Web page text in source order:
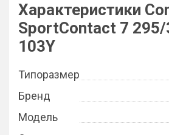
Характеристики
SportContact 7 295/
103Y
Типоразмер
Бренд
Модель